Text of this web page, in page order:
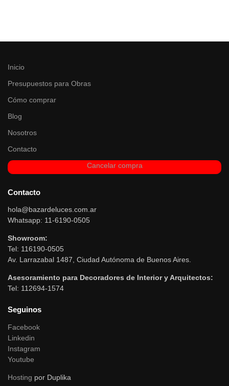
Inicio
Presupuestos para Obras
Cómo comprar
Blog
Nosotros
Contacto
Cancelar compra
Contacto
hola@bazardeluces.com.ar
Whatsapp: 11-6190-0505
Showroom:
Tel: 116190-0505
Av. Larrazabal 1487, Ciudad Autónoma de Buenos Aires.
Asesoramiento para Decoradores de Interior y Arquitectos:
Tel: 112694-1574
Seguinos
Facebook
Linkedin
Instagram
Youtube
Hosting por Duplika